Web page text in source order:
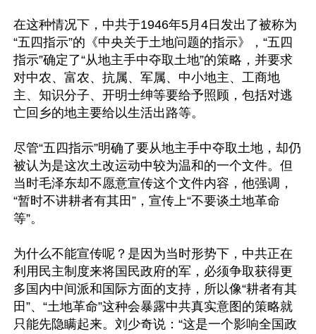
在这种情况下，中共于1946年5月4日发出了被称为
“五四指示”的《中央关于土地问题的指示》，“五四
指示”确定了“从地主手中夺取土地”的策略，并要求
对中农、富农、抗属、军属、中小地主、工商地
主、知识分子、开明士绅等要给予照顾，包括对逃
亡回乡的地主要给以生活出路等。
尽管“五四指示”明确了要从地主手中夺取土地，却仍
被认为是这次土改运动中较为温和的一个文件。但
当时毛泽东却不愿意宣传这个文件内容，他强调，
“暂时不讲耕者有其田”，宣传上“不要谈土地革命
等”。
为什么不能宣传呢？是因为当时形势下，中共正在
利用民主制度来将国民政府的军，必须争取获得更
多国内中间派和国际方面的支持，所以像“耕者有其
田”、“土地革命”这种会暴露中共真实意图的策略就
只能先隐瞒起来。刘少奇说：“这是一个影响全国政